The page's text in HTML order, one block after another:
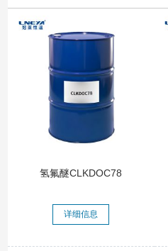
氢氟醚CLKDOC78
详细信息